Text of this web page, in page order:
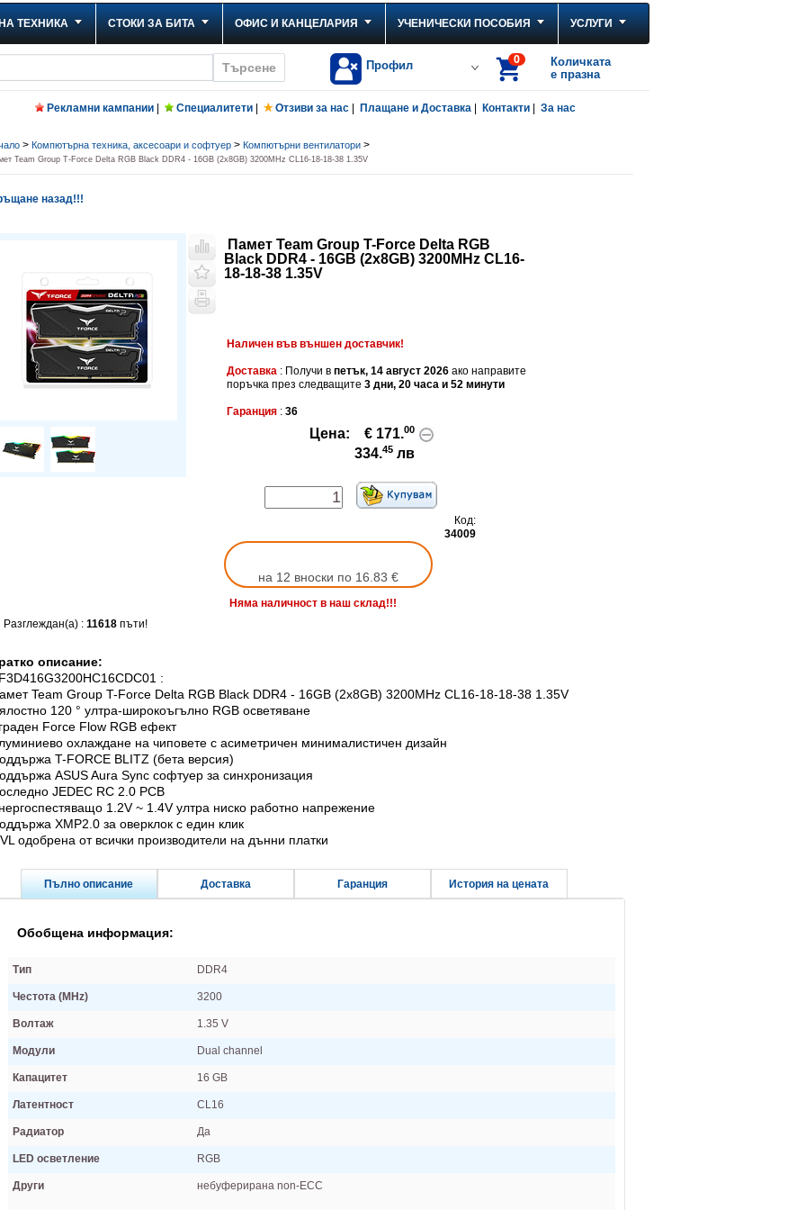
ТЕХНИКА СТОКИ ЗА БИТА ОФИС И КАНЦЕЛАРИЯ УЧЕНИЧЕСКИ ПОСОБИЯ УСЛУГИ
Профил 0
Количката
е празна
Рекламни кампании Специалитети Отзиви за нас Плащане и Доставка Контакти За нас
> Компютърна техника, аксесоари и софтуер > Компютърни вентилатори >
Team Group T-Force Delta RGB Black DDR4 - 16GB (2x8GB) 3200MHz CL16-18-18-38 1.35V
назад!!!
Памет Team Group T-Force Delta RGB
Black DDR4 - 16GB (2x8GB) 3200MHz CL16-
18-18-38 1.35V
Наличен във външен доставчик!
Доставка : Получи в петък, 14 август 2026 ако направите
поръчка през следващите 3 дни, 20 часа и 52 минути
Гаранция : 36
Цена: € 171.00
334.45 лв
Код:
34009
на 12 вноски по 16.83 €
Няма наличност в наш склад!!!
Разглеждан(а) : 11618 пъти!
описание:
:
Team Group T-Force Delta RGB Black DDR4 - 16GB (2x8GB) 3200MHz CL16-18-18-38 1.35V
120 ° ултра-широкоъгълно RGB осветяване
Force Flow RGB ефект
охлаждане на чиповете с асиметричен минималистичен дизайн
T-FORCE BLITZ (бета версия)
ASUS Aura Sync софтуер за синхронизация
JEDEC RC 2.0 PCB
1.2V ~ 1.4V ултра ниско работно напрежение
XMP2.0 за оверклок с един клик
одобрена от всички производители на дънни платки
Пълно описание Доставка Гаранция История на цената
Обобщена информация:
Тип DDR4
Честота (MHz) 3200
Волтаж 1.35 V
Модули Dual channel
Капацитет 16 GB
Латентност CL16
Радиатор Да
LED осветление RGB
Други небуферирана non-ECC